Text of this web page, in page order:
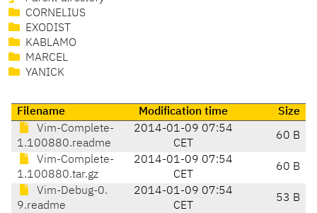
CORNELIUS
EXODIST
KABLAMO
MARCEL
YANICK
Filename Modification time
Size
Vim-Complete-
1.100880.readme
2014-01-09 07:54
CET
60 B
Vim-Complete-
1.100880.tar.gz
2014-01-09 07:54
CET
60 B
Vim-Debug-0.
9.readme
2014-01-09 07:54
CET
53 B